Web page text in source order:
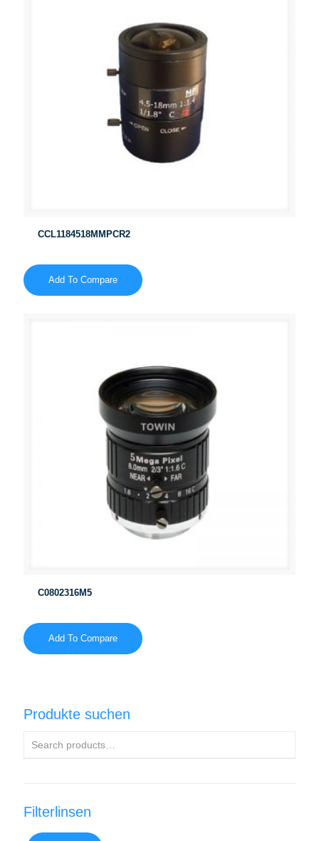
CCL1184518MMPCR2
Add To Compare
C0802316M5
Add To Compare
Produkte suchen
Filterlinsen